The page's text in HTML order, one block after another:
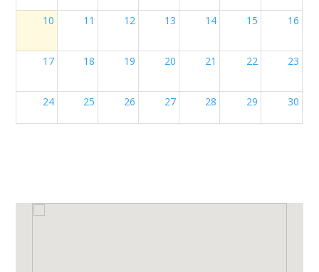
10 11 12 13 14 15 16
17 18 19 20 21 22 23
24 25 26 27 28 29 30